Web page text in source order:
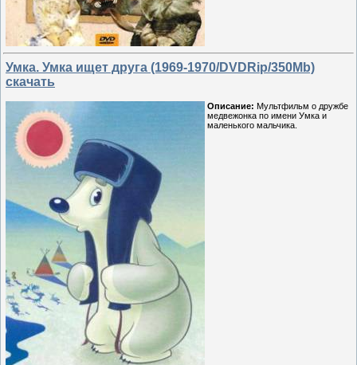
Умка. Умка ищет друга (1969-1970/DVDRip/350Mb)
скачать
Описание: Мультфильм о дружбе
медвежонка по имени Умка и
маленького мальчика.